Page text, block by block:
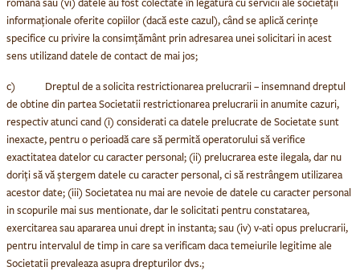
română sau (vi) datele au fost colectate în legătură cu servicii ale societății
informaționale oferite copiilor (dacă este cazul), când se aplică cerințe
specifice cu privire la consimțământ prin adresarea unei solicitari in acest
sens utilizand datele de contact de mai jos;
c) Dreptul de a solicita restrictionarea prelucrarii– insemnand dreptul
de obtine din partea Societatii restrictionarea prelucrarii in anumite cazuri,
respectiv atunci cand (i) considerati ca datele prelucrate de Societate sunt
inexacte, pentru o perioadă care să permită operatorului să verifice
exactitatea datelor cu caracter personal; (ii) prelucrarea este ilegala, dar nu
doriți să vă ștergem datele cu caracter personal, ci să restrângem utilizarea
acestor date; (iii) Societatea nu mai are nevoie de datele cu caracter personal
in scopurile mai sus mentionate, dar le solicitati pentru constatarea,
exercitarea sau apararea unui drept in instanta; sau (iv) v-ati opus prelucrarii,
pentru intervalul de timp in care sa verificam daca temeiurile legitime ale
Societatii prevaleaza asupra drepturilor dvs.;